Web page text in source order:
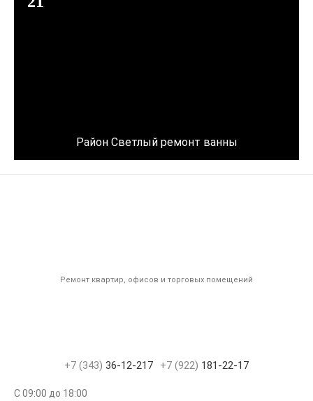
Район Светлый ремонт ванны
Ремонт квартир, офисов и торговых помещений
+7 (343) 36-12-217 +7 (922) 181-22-17
С 09:00 до 18:00